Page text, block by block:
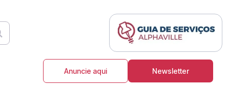
Anuncie aqui Newsletter